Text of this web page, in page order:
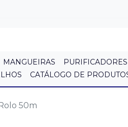
MANGUEIRAS
CATÁLOGO DE
50m